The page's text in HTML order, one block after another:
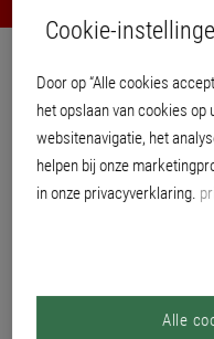
AirCoat-HD-
AirCoat-HD-slangenpakket
Compleet met
Cookie-
Door op “Alle cookies
het opslaan van cookies op
websitenavigatie, het
helpen bij onze
in onze privacyverklaring.
Alle